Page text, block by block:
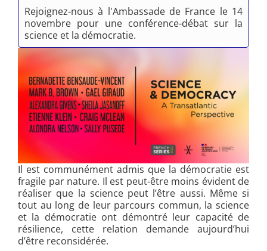
Rejoignez-nous à l'Ambassade de France le 14
novembre pour une conférence-débat sur la
science et la démocratie.
Il est communément admis que la démocratie est
fragile par nature. Il est peut-être moins évident de
réaliser que la science peut l’être aussi. Même si
tout au long de leur parcours commun, la science
et la démocratie ont démontré leur capacité de
résilience, cette relation demande aujourd’hui
d’être reconsidérée.